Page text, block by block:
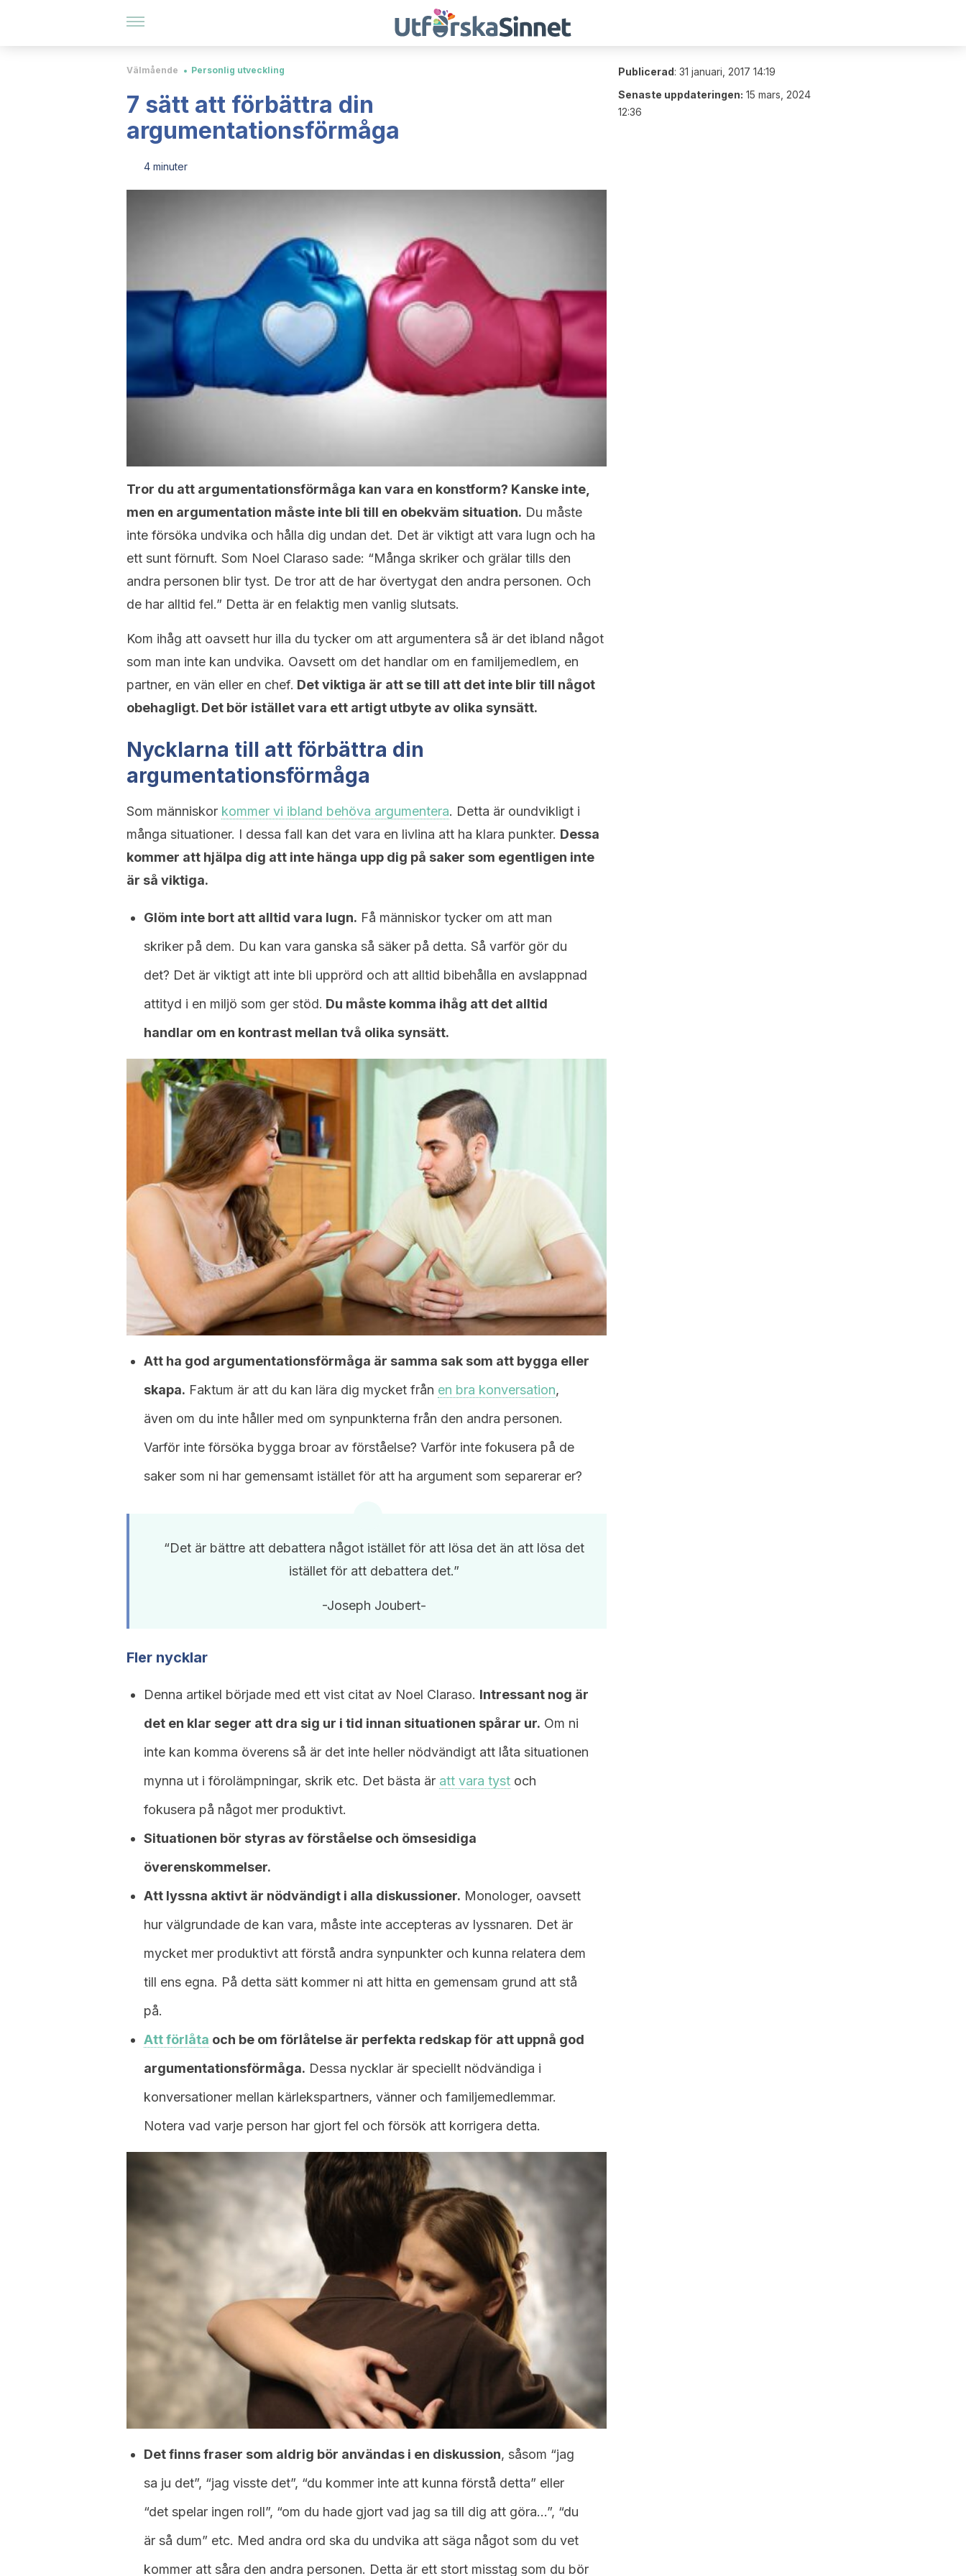
Välmående Personlig utveckling
7 sätt att förbättra din
argumentationsförmåga
4 minuter
Tror du att argumentationsförmåga kan vara en konstform? Kanske inte,
men en argumentation måste inte bli till en obekväm situation. Du måste
inte försöka undvika och hålla dig undan det. Det är viktigt att vara lugn och ha
ett sunt förnuft. Som Noel Claraso sade: “Många skriker och grälar tills den
andra personen blir tyst. De tror att de har övertygat den andra personen. Och
de har alltid fel.” Detta är en felaktig men vanlig slutsats.
Kom ihåg att oavsett hur illa du tycker om att argumentera så är det ibland något
som man inte kan undvika. Oavsett om det handlar om en familjemedlem, en
partner, en vän eller en chef. Det viktiga är att se till att det inte blir till något
obehagligt. Det bör istället vara ett artigt utbyte av olika synsätt.
Nycklarna till att förbättra din
argumentationsförmåga
Som människor kommer vi ibland behöva argumentera. Detta är oundvikligt i
många situationer. I dessa fall kan det vara en livlina att ha klara punkter. Dessa
kommer att hjälpa dig att inte hänga upp dig på saker som egentligen inte
är så viktiga.
Glöm inte bort att alltid vara lugn. Få människor tycker om att man
skriker på dem. Du kan vara ganska så säker på detta. Så varför gör du
det? Det är viktigt att inte bli upprörd och att alltid bibehålla en avslappnad
attityd i en miljö som ger stöd. Du måste komma ihåg att det alltid
handlar om en kontrast mellan två olika synsätt.
Att ha god argumentationsförmåga är samma sak som att bygga eller
skapa. Faktum är att du kan lära dig mycket från en bra konversation,
även om du inte håller med om synpunkterna från den andra personen.
Varför inte försöka bygga broar av förståelse? Varför inte fokusera på de
saker som ni har gemensamt istället för att ha argument som separerar er?
“Det är bättre att debattera något istället för att lösa det än att lösa det
istället för att debattera det.”
-Joseph Joubert-
Fler nycklar
Denna artikel började med ett vist citat av Noel Claraso. Intressant nog är
det en klar seger att dra sig ur i tid innan situationen spårar ur. Om ni
inte kan komma överens så är det inte heller nödvändigt att låta situationen
mynna ut i förolämpningar, skrik etc. Det bästa är att vara tyst och
fokusera på något mer produktivt.
Situationen bör styras av förståelse och ömsesidiga
överenskommelser.
Att lyssna aktivt är nödvändigt i alla diskussioner. Monologer, oavsett
hur välgrundade de kan vara, måste inte accepteras av lyssnaren. Det är
mycket mer produktivt att förstå andra synpunkter och kunna relatera dem
till ens egna. På detta sätt kommer ni att hitta en gemensam grund att stå
på.
Att förlåta och be om förlåtelse är perfekta redskap för att uppnå god
argumentationsförmåga. Dessa nycklar är speciellt nödvändiga i
konversationer mellan kärlekspartners, vänner och familjemedlemmar.
Notera vad varje person har gjort fel och försök att korrigera detta.
Det finns fraser som aldrig bör användas i en diskussion, såsom “jag
sa ju det”, “jag visste det”, “du kommer inte att kunna förstå detta” eller
“det spelar ingen roll”, “om du hade gjort vad jag sa till dig att göra…”, “du
är så dum” etc. Med andra ord ska du undvika att säga något som du vet
kommer att såra den andra personen. Detta är ett stort misstag som du bör
Publicerad: 31 januari, 2017 14:19
Senaste uppdateringen: 15 mars, 2024
12:36